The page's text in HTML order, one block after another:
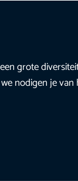
grote
nodigen je